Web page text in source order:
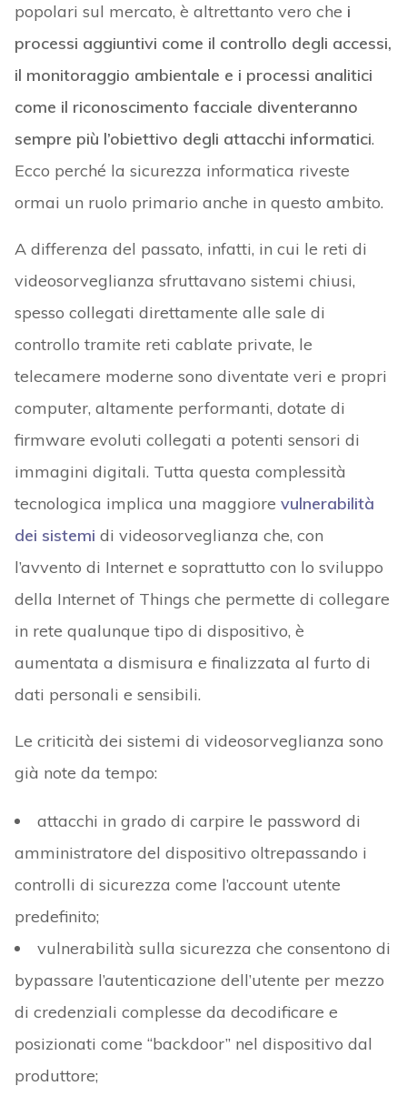
popolari sul mercato, è altrettanto vero che i
processi aggiuntivi come il controllo degli accessi,
il monitoraggio ambientale e i processi analitici
come il riconoscimento facciale diventeranno
sempre più l’obiettivo degli attacchi informatici.
Ecco perché la sicurezza informatica riveste
ormai un ruolo primario anche in questo ambito.
A differenza del passato, infatti, in cui le reti di
videosorveglianza sfruttavano sistemi chiusi,
spesso collegati direttamente alle sale di
controllo tramite reti cablate private, le
telecamere moderne sono diventate veri e propri
computer, altamente performanti, dotate di
firmware evoluti collegati a potenti sensori di
immagini digitali. Tutta questa complessità
tecnologica implica una maggiore vulnerabilità
dei sistemi di videosorveglianza che, con
l’avvento di Internet e soprattutto con lo sviluppo
della Internet of Things che permette di collegare
in rete qualunque tipo di dispositivo, è
aumentata a dismisura e finalizzata al furto di
dati personali e sensibili.
Le criticità dei sistemi di videosorveglianza sono
già note da tempo:
attacchi in grado di carpire le password di
amministratore del dispositivo oltrepassando i
controlli di sicurezza come l’account utente
predefinito;
vulnerabilità sulla sicurezza che consentono di
bypassare l’autenticazione dell’utente per mezzo
di credenziali complesse da decodificare e
posizionati come “backdoor” nel dispositivo dal
produttore;